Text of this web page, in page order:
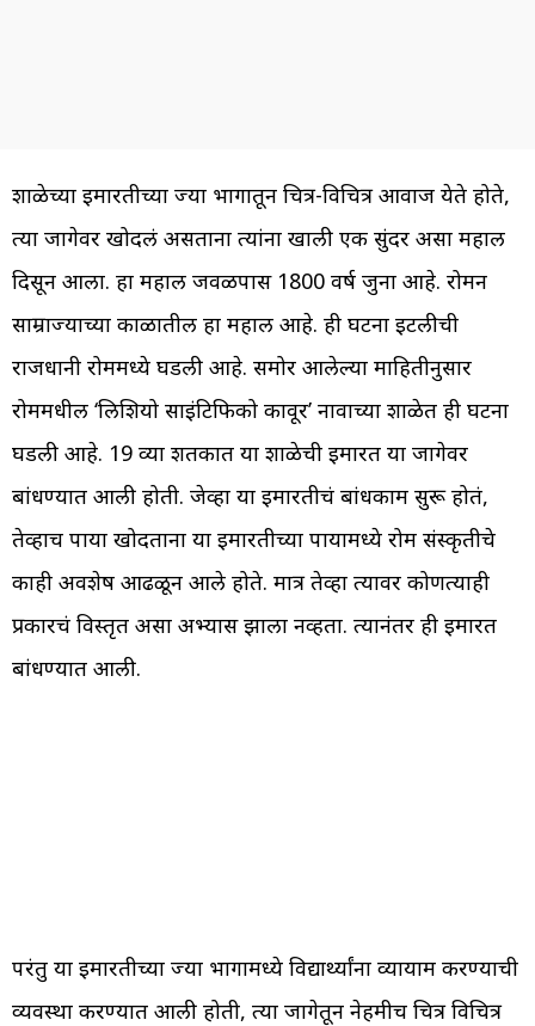
शाळेच्या इमारतीच्या ज्या भागातून चित्र-विचित्र आवाज येते होते,
त्या जागेवर खोदलं असताना त्यांना खाली एक सुंदर असा महाल
दिसून आला. हा महाल जवळपास 1800 वर्ष जुना आहे. रोमन
साम्राज्याच्या काळातील हा महाल आहे. ही घटना इटलीची
राजधानी रोममध्ये घडली आहे. समोर आलेल्या माहितीनुसार
रोममधील ‘लिशियो साइंटिफिको कावूर’ नावाच्या शाळेत ही घटना
घडली आहे. 19 व्या शतकात या शाळेची इमारत या जागेवर
बांधण्यात आली होती. जेव्हा या इमारतीचं बांधकाम सुरू होतं,
तेव्हाच पाया खोदताना या इमारतीच्या पायामध्ये रोम संस्कृतीचे
काही अवशेष आढळून आले होते. मात्र तेव्हा त्यावर कोणत्याही
प्रकारचं विस्तृत असा अभ्यास झाला नव्हता. त्यानंतर ही इमारत
बांधण्यात आली.
परंतु या इमारतीच्या ज्या भागामध्ये विद्यार्थ्यांना व्यायाम करण्याची
व्यवस्था करण्यात आली होती, त्या जागेतून नेहमीच चित्र विचित्र